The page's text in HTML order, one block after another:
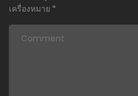
เครื่องหมาย *